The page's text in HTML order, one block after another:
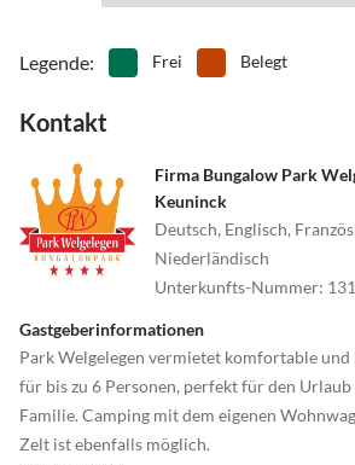
Legende: Frei Belegt
Kontakt
Firma Bungalow Park
Keuninck
Deutsch, Englisch,
Niederländisch
Unterkunfts-Nummer:
Gastgeberinformationen
Park Welgelegen vermietet komfortable und
für bis zu 6 Personen, perfekt für den Urlaub
Familie. Camping mit dem eigenen
Zelt ist ebenfalls möglich.